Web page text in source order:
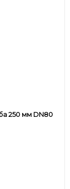
250 мм DN80